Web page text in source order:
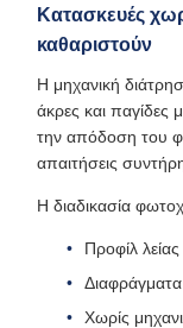
Κατασκευές
καθαριστούν
Η μηχανική
άκρες και
την απόδοση του
απαιτήσεις
Η διαδικασία
Προφίλ
Διαφράγματα
Χωρίς